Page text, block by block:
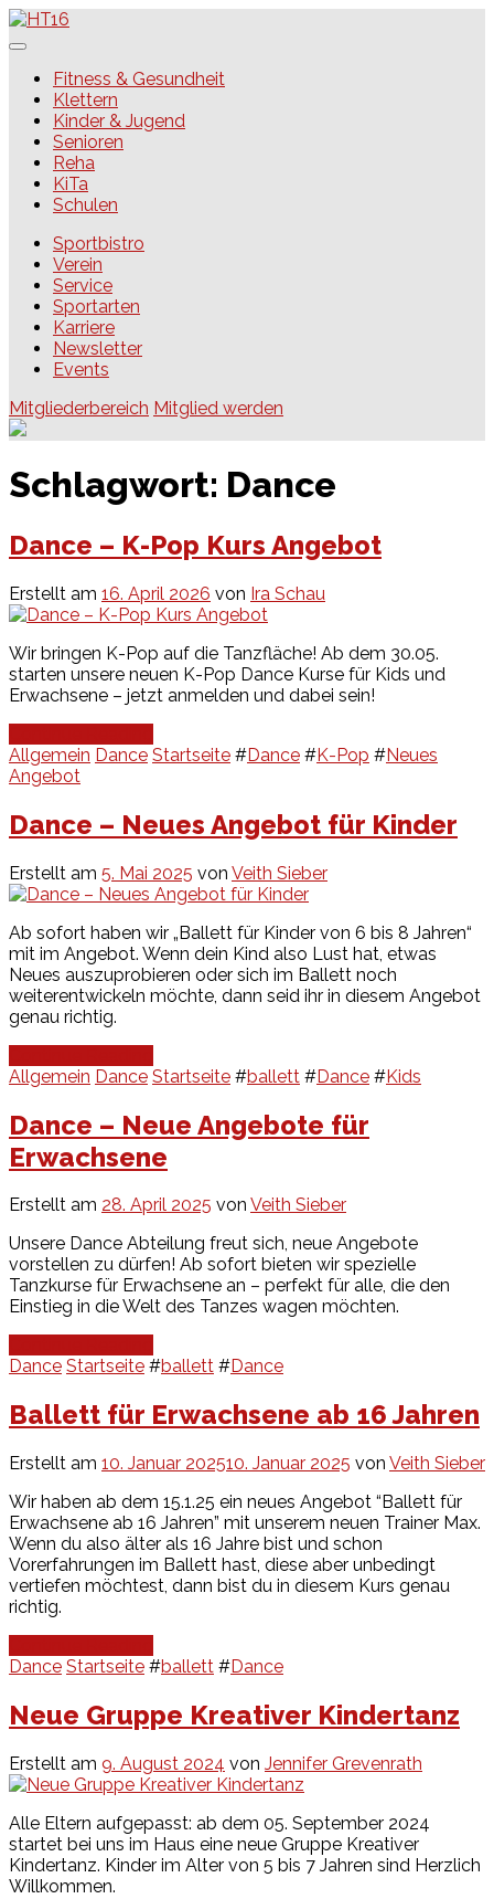
Skip
to
HT16Fitness & Gesundheit
Klettern
Kinder & Jugend
Senioren
Reha
KiTa
Schulen
Sportbistro
Verein
Service
Sportarten
Karriere
Newsletter
Events
Mitgliederbereich Mitglied werden
Schlagwort: Dance
Dance – K-Pop Kurs Angebot
Erstellt am 16. April 2026 von Ira Schau
Wir bringen K-Pop auf die Tanzfläche! Ab dem 30.05.
starten unsere neuen K-Pop Dance Kurse für Kids und
Erwachsene – jetzt anmelden und dabei sein!
Allgemein Dance Startseite #Dance #K-Pop #Neues
Angebot
Dance – Neues Angebot für Kinder
Erstellt am 5. Mai 2025 von Veith Sieber
Ab sofort haben wir „Ballett für Kinder von 6 bis 8 Jahren“
mit im Angebot. Wenn dein Kind also Lust hat, etwas
Neues auszuprobieren oder sich im Ballett noch
weiterentwickeln möchte, dann seid ihr in diesem Angebot
genau richtig.
Allgemein Dance Startseite #ballett #Dance #Kids
Dance – Neue Angebote für
Erwachsene
Erstellt am 28. April 2025 von Veith Sieber
Unsere Dance Abteilung freut sich, neue Angebote
vorstellen zu dürfen! Ab sofort bieten wir spezielle
Tanzkurse für Erwachsene an – perfekt für alle, die den
Einstieg in die Welt des Tanzes wagen möchten.
Dance Startseite #ballett #Dance
Ballett für Erwachsene ab 16 Jahren
Erstellt am 10. Januar 202510. Januar 2025 von Veith Sieber
Wir haben ab dem 15.1.25 ein neues Angebot “Ballett für
Erwachsene ab 16 Jahren” mit unserem neuen Trainer Max.
Wenn du also älter als 16 Jahre bist und schon
Vorerfahrungen im Ballett hast, diese aber unbedingt
vertiefen möchtest, dann bist du in diesem Kurs genau
richtig.
Dance Startseite #ballett #Dance
Neue Gruppe Kreativer Kindertanz
Erstellt am 9. August 2024 von Jennifer Grevenrath
Alle Eltern aufgepasst: ab dem 05. September 2024
startet bei uns im Haus eine neue Gruppe Kreativer
Kindertanz. Kinder im Alter von 5 bis 7 Jahren sind Herzlich
Willkommen.